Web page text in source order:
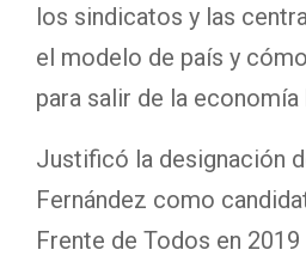
los sindicatos y las
el modelo de país y
para salir de la economía
Justificó la designación
Fernández como
Frente de Todos en